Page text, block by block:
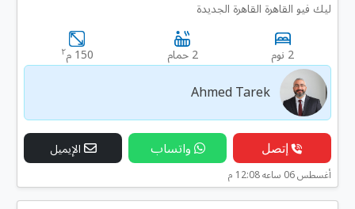
ليك فيو القاهرة القاهرة الجديدة
2 نوم 2 حمام 150 م ٢
Ahmed Tarek
إتصل واتساب الإيميل
أغسطس 06 ساعه 12:08 م